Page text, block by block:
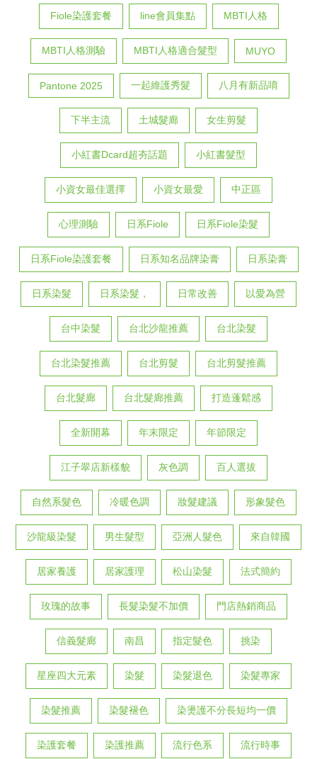
Fiole染護套餐 line會員集點 MBTI人格
MBTI人格測驗 MBTI人格適合髮型 MUYO
Pantone 2025 一起維護秀髮 八月有新品唷
下半主流 土城髮廊 女生剪髮
小紅書Dcard超夯話題 小紅書髮型
小資女最佳選擇 小資女最愛 中正區
心理測驗 日系Fiole 日系Fiole染髮
日系Fiole染護套餐 日系知名品牌染膏 日系染膏
日系染髮 日系染髮， 日常改善 以愛為營
台中染髮 台北沙龍推薦 台北染髮
台北染髮推薦 台北剪髮 台北剪髮推薦
台北髮廊 台北髮廊推薦 打造蓬鬆感
全新開幕 年末限定 年節限定
江子翠店新樣貌 灰色調 百人選拔
自然系髮色 冷暖色調 妝髮建議 形象髮色
沙龍級染髮 男生髮型 亞洲人髮色 來自韓國
居家養護 居家護理 松山染髮 法式簡約
玫瑰的故事 長髮染髮不加價 門店熱銷商品
信義髮廊 南昌 指定髮色 挑染
星座四大元素 染髮 染髮退色 染髮專家
染髮推薦 染髮褪色 染燙護不分長短均一價
染護套餐 染護推薦 流行色系 流行時事